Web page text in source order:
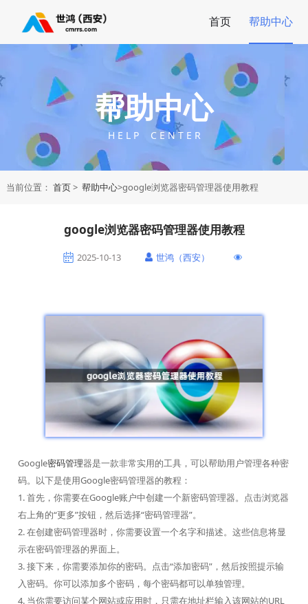
首页 帮助中心
帮助中心
H E L P C E N T E R
当前位置： 首页> 帮助中心>google浏览器密码管理器使用教程
google浏览器密码管理器使用教程
2025-10-13 世鸿（西安）
Google密码管理器是一款非常实用的工具，可以帮助用户管理各种密
码。以下是使用Google密码管理器的教程：
1. 首先，你需要在Google账户中创建一个新密码管理器。点击浏览器
右上角的“更多”按钮，然后选择“密码管理器”。
2. 在创建密码管理器时，你需要设置一个名字和描述。这些信息将显
示在密码管理器的界面上。
3. 接下来，你需要添加你的密码。点击“添加密码”，然后按照提示输
入密码。你可以添加多个密码，每个密码都可以单独管理。
4. 当你需要访问某个网站或应用时，只需在地址栏输入该网站的URL